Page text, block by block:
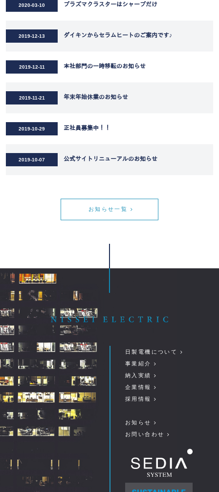
2020-03-10 プラズマクラスターはシャープだけ
2019-12-13 ダイキンからセラムヒートのご案内です♪
2019-12-11 本社部門の一時移転のお知らせ
2019-11-21 年末年始休業のお知らせ
2019-10-29 正社員募集中！！
2019-10-07 公式サイトリニューアルのお知らせ
お知らせ一覧
日製電機について
事業紹介
納入実績
企業情報
採用情報
お知らせ
お問い合わせ